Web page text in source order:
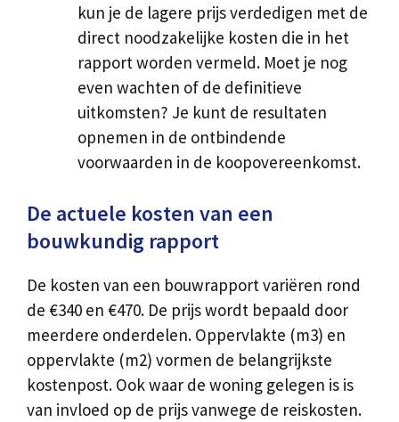
kun je de lagere prijs verdedigen met de
direct noodzakelijke kosten die in het
rapport worden vermeld. Moet je nog
even wachten of de definitieve
uitkomsten? Je kunt de resultaten
opnemen in de ontbindende
voorwaarden in de koopovereenkomst.
De actuele kosten van een
bouwkundig rapport
De kosten van een bouwrapport variëren rond
de €340 en €470. De prijs wordt bepaald door
meerdere onderdelen. Oppervlakte (m3) en
oppervlakte (m2) vormen de belangrijkste
kostenpost. Ook waar de woning gelegen is is
van invloed op de prijs vanwege de reiskosten.